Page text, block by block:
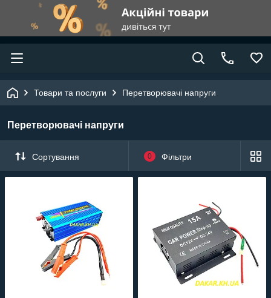
Товари та послуги Перетворювачі напруги
Перетворювачі напруги
Сортування 0 Фільтри